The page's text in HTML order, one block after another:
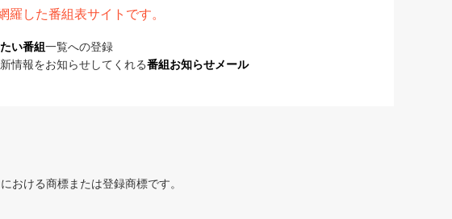
羅した番組表サイトです。
い番組 一覧への登録
情報をお知らせしてくれる番組お知らせメール
おける商標または登録商標です。